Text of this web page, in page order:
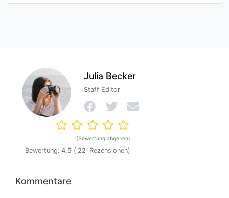
Julia Becker
Staff Editor
(Bewertung abgeben)
Bewertung: 4.5 ( 22 Rezensionen)
Kommentare